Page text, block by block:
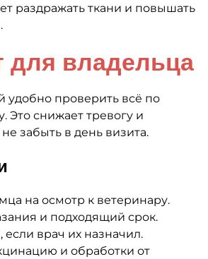
раздражать ткани и повышать
для владельца
удобно проверить всё по
Это снижает тревогу и
забыть в день визита.
на осмотр к ветеринару.
и подходящий срок.
если врач их назначил.
и обработки от